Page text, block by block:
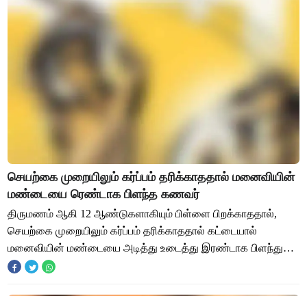
செயற்கை முறையிலும் கர்ப்பம் தரிக்காததால் மனைவியின்
மண்டையை ரெண்டாக பிளந்த கணவர்
திருமணம் ஆகி 12 ஆண்டுகளாகியும் பிள்ளை பிறக்காததால்,
செயற்கை முறையிலும் கர்ப்பம் தரிக்காததால் கட்டையால்
மனைவியின் மண்டையை அடித்து உடைத்து இரண்டாக பிளந்து
கொலை செய்திருக்கிறார் கணவர். மகாராஷ்டிரா மாநில